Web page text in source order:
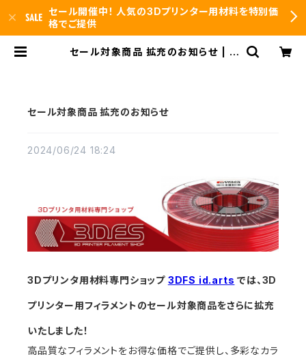
セール開催中！ 人気の3Dプリンター用材料を特別価
格でご提供
セール対象商品 拡充のお知らせ | 3
セール対象商品 拡充のお知らせ
2024/06/24 18:24
3Dプリンタ用材料専門ショップ 3DFS id.arts では、3D
プリンター用フィラメントのセール対象商品をさらに拡充
いたしました！
高品質なフィラメントをお得な価格でご提供し、多彩なカラ